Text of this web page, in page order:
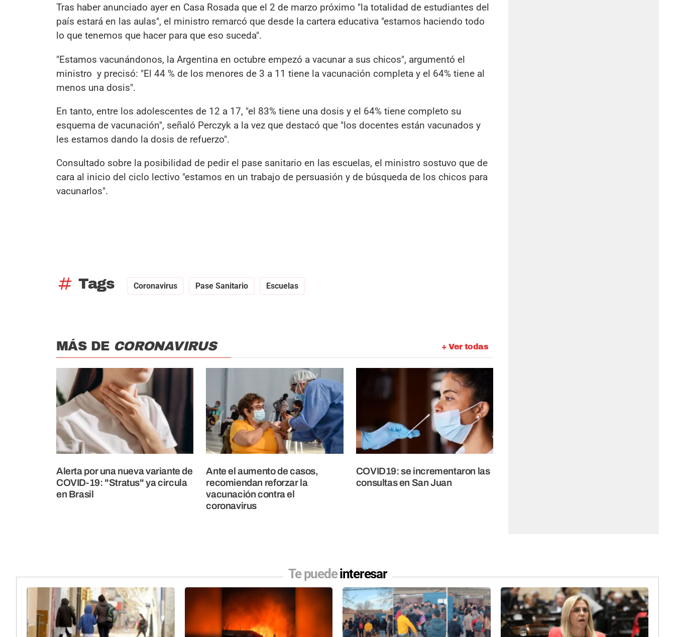
Tras haber anunciado ayer en Casa Rosada que el 2 de marzo próximo "la totalidad de estudiantes del
país estará en las aulas", el ministro remarcó que desde la cartera educativa "estamos haciendo todo
lo que tenemos que hacer para que eso suceda".
"Estamos vacunándonos, la Argentina en octubre empezó a vacunar a sus chicos", argumentó el
ministro y precisó: "El 44 % de los menores de 3 a 11 tiene la vacunación completa y el 64% tiene al
menos una dosis".
En tanto, entre los adolescentes de 12 a 17, "el 83% tiene una dosis y el 64% tiene completo su
esquema de vacunación", señaló Perczyk a la vez que destacó que "los docentes están vacunados y
les estamos dando la dosis de refuerzo".
Consultado sobre la posibilidad de pedir el pase sanitario en las escuelas, el ministro sostuvo que de
cara al inicio del ciclo lectivo "estamos en un trabajo de persuasión y de búsqueda de los chicos para
vacunarlos".
tag Tags Coronavirus Pase Sanitario Escuelas
+ Ver todas
MÁS DE CORONAVIRUS
Alerta por una nueva variante de
COVID-19: "Stratus" ya circula
en Brasil
Ante el aumento de casos,
recomiendan reforzar la
vacunación contra el
coronavirus
COVID19: se incrementaron las
consultas en San Juan
Te puedeinteresar